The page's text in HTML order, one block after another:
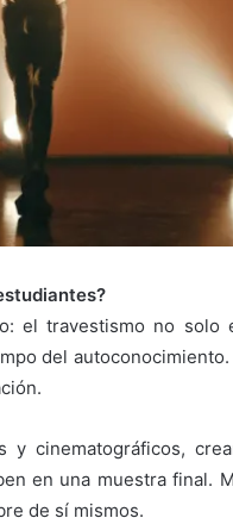
el travestismo no solo
del
y cinematográficos,
en una muestra final.
de sí mismos.